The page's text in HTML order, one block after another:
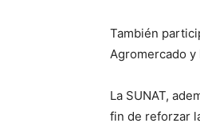
También
Agromercado y
La SUNAT,
fin de reforzar